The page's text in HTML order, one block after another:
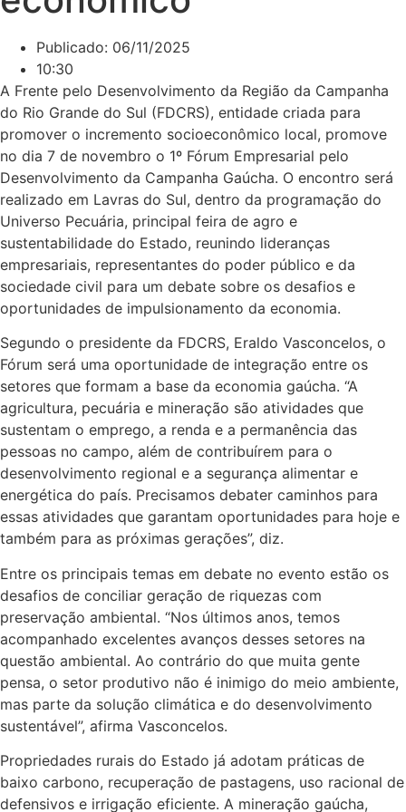
Publicado: 06/11/2025
10:30
A Frente pelo Desenvolvimento da Região da Campanha
do Rio Grande do Sul (FDCRS), entidade criada para
promover o incremento socioeconômico local, promove
no dia 7 de novembro o 1º Fórum Empresarial pelo
Desenvolvimento da Campanha Gaúcha. O encontro será
realizado em Lavras do Sul, dentro da programação do
Universo Pecuária, principal feira de agro e
sustentabilidade do Estado, reunindo lideranças
empresariais, representantes do poder público e da
sociedade civil para um debate sobre os desafios e
oportunidades de impulsionamento da economia.
Segundo o presidente da FDCRS, Eraldo Vasconcelos, o
Fórum será uma oportunidade de integração entre os
setores que formam a base da economia gaúcha. “A
agricultura, pecuária e mineração são atividades que
sustentam o emprego, a renda e a permanência das
pessoas no campo, além de contribuírem para o
desenvolvimento regional e a segurança alimentar e
energética do país. Precisamos debater caminhos para
essas atividades que garantam oportunidades para hoje e
também para as próximas gerações”, diz.
Entre os principais temas em debate no evento estão os
desafios de conciliar geração de riquezas com
preservação ambiental. “Nos últimos anos, temos
acompanhado excelentes avanços desses setores na
questão ambiental. Ao contrário do que muita gente
pensa, o setor produtivo não é inimigo do meio ambiente,
mas parte da solução climática e do desenvolvimento
sustentável”, afirma Vasconcelos.
Propriedades rurais do Estado já adotam práticas de
baixo carbono, recuperação de pastagens, uso racional de
defensivos e irrigação eficiente. A mineração gaúcha,